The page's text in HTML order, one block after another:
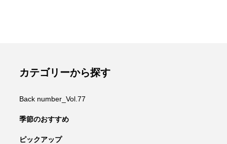
カテゴリーから探す
Back number_Vol.77
季節のおすすめ
ピックアップ